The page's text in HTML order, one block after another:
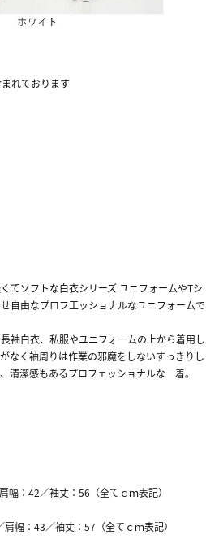
れております
てソフトな白衣シリーズ ユニフォームやTシ
自由なプロフ工ッショナルなユニフォームで
袖白衣、私服やユニフォームの上から着用し
なく袖周りは作業の邪魔をしないすっきりし
清潔感もあるプロフェッショナルな一着。
幅：42／袖丈：56（全てｃｍ表記）
幅：43／袖丈：57（全てｃｍ表記）